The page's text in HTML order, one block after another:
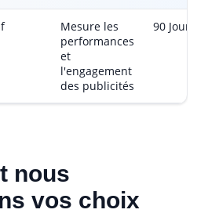
Mesure les
performances
et
l'engagement
des publicités
90 Jours
nous
vos choix